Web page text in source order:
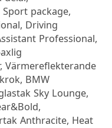
package,
Driving
Professional,
Värmereflekterande
BMW
Sky Lounge,
Anthracite, Heat